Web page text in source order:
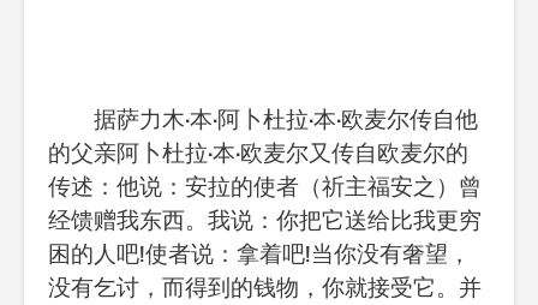
据萨力木·本·阿卜杜拉·本·欧麦尔传自他
的父亲阿卜杜拉·本·欧麦尔又传自欧麦尔的
传述：他说：安拉的使者（祈主福安之）曾
经馈赠我东西。我说：你把它送给比我更穷
困的人吧!使者说：拿着吧!当你没有奢望，
没有乞讨，而得到的钱物，你就接受它。并